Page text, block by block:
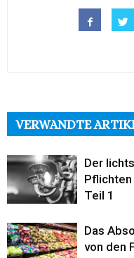
VERWANDTE
Der
Pflichten
Teil 1
Das
von den